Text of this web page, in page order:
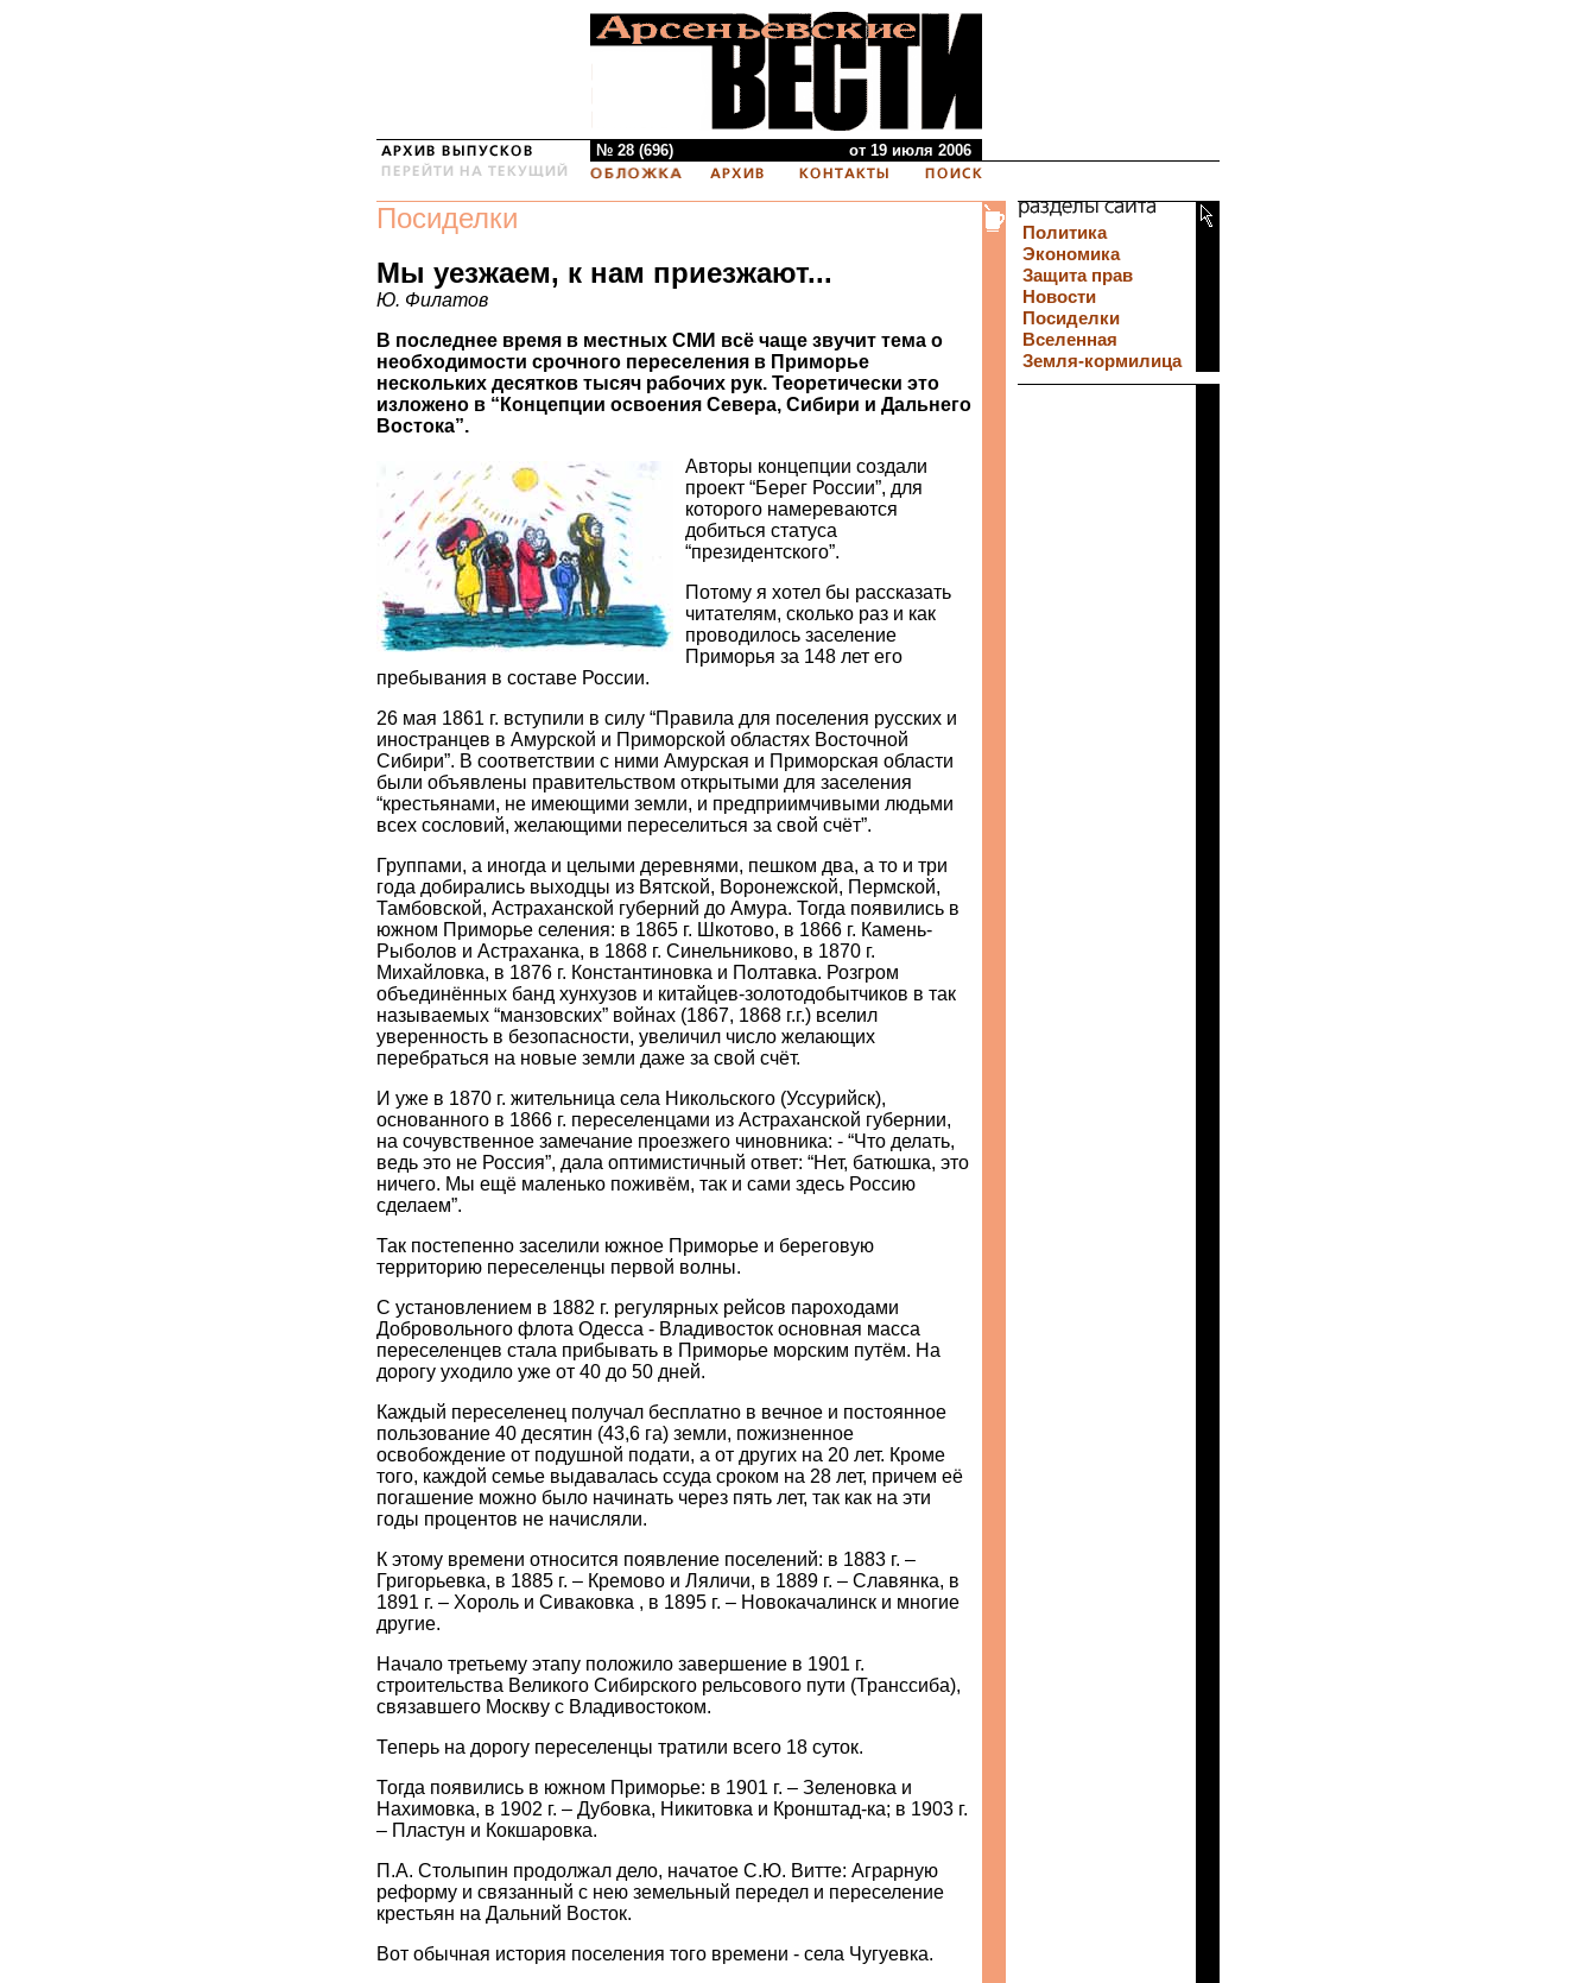
№ 28 (696) от 19 июля 2006
Посиделки
Мы уезжаем, к нам приезжают...
Ю. Филатов
В последнее время в местных СМИ всё чаще звучит тема о
необходимости срочного переселения в Приморье
нескольких десятков тысяч рабочих рук. Теоретически это
изложено в “Концепции освоения Севера, Сибири и Дальнего
Востока”.
Авторы концепции создали
проект “Берег России”, для
которого намереваются
добиться статуса
“президентского”.
Потому я хотел бы рассказать
читателям, сколько раз и как
проводилось заселение
Приморья за 148 лет его
пребывания в составе России.
26 мая 1861 г. вступили в силу “Правила для поселения русских и
иностранцев в Амурской и Приморской областях Восточной
Сибири”. В соответствии с ними Амурская и Приморская области
были объявлены правительством открытыми для заселения
“крестьянами, не имеющими земли, и предприимчивыми людьми
всех сословий, желающими переселиться за свой счёт”.
Группами, а иногда и целыми деревнями, пешком два, а то и три
года добирались выходцы из Вятской, Воронежской, Пермской,
Тамбовской, Астраханской губерний до Амура. Тогда появились в
южном Приморье селения: в 1865 г. Шкотово, в 1866 г. Камень-
Рыболов и Астраханка, в 1868 г. Синельниково, в 1870 г.
Михайловка, в 1876 г. Константиновка и Полтавка. Розгром
объединённых банд хунхузов и китайцев-золотодобытчиков в так
называемых “манзовских” войнах (1867, 1868 г.г.) вселил
уверенность в безопасности, увеличил число желающих
перебраться на новые земли даже за свой счёт.
И уже в 1870 г. жительница села Никольского (Уссурийск),
основанного в 1866 г. переселенцами из Астраханской губернии,
на сочувственное замечание проезжего чиновника: - “Что делать,
ведь это не Россия”, дала оптимистичный ответ: “Нет, батюшка, это
ничего. Мы ещё маленько поживём, так и сами здесь Россию
сделаем”.
Так постепенно заселили южное Приморье и береговую
территорию переселенцы первой волны.
С установлением в 1882 г. регулярных рейсов пароходами
Добровольного флота Одесса - Владивосток основная масса
переселенцев стала прибывать в Приморье морским путём. На
дорогу уходило уже от 40 до 50 дней.
Каждый переселенец получал бесплатно в вечное и постоянное
пользование 40 десятин (43,6 га) земли, пожизненное
освобождение от подушной подати, а от других на 20 лет. Кроме
того, каждой семье выдавалась ссуда сроком на 28 лет, причем её
погашение можно было начинать через пять лет, так как на эти
годы процентов не начисляли.
К этому времени относится появление поселений: в 1883 г. –
Григорьевка, в 1885 г. – Кремово и Ляличи, в 1889 г. – Славянка, в
1891 г. – Хороль и Сиваковка , в 1895 г. – Новокачалинск и многие
другие.
Начало третьему этапу положило завершение в 1901 г.
строительства Великого Сибирского рельсового пути (Транссиба),
связавшего Москву с Владивостоком.
Теперь на дорогу переселенцы тратили всего 18 суток.
Тогда появились в южном Приморье: в 1901 г. – Зеленовка и
Нахимовка, в 1902 г. – Дубовка, Никитовка и Кронштад-ка; в 1903 г.
– Пластун и Кокшаровка.
П.А. Столыпин продолжал дело, начатое С.Ю. Витте: Аграрную
реформу и связанный с нею земельный передел и переселение
крестьян на Дальний Восток.
Вот обычная история поселения того времени - села Чугуевка.
Политика
Экономика
Защита прав
Новости
Посиделки
Вселенная
Земля-кормилица